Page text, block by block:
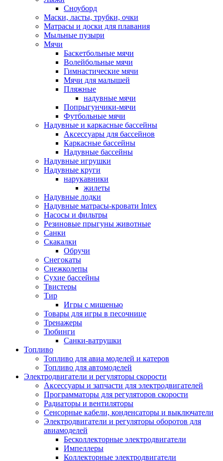
Сноуборд
Маски, ласты, трубки, очки
Матрасы и доски для плавания
Мыльные пузыри
Мячи
Баскетбольные мячи
Волейбольные мячи
Гимнастические мячи
Мячи для малышей
Пляжные
надувные мячи
Попрыгунчики-мячи
Футбольные мячи
Надувные и каркасные бассейны
Аксессуары для бассейнов
Каркасные бассейны
Надувные бассейны
Надувные игрушки
Надувные круги
нарукавники
жилеты
Надувные лодки
Надувные матрасы-кровати Intex
Насосы и фильтры
Резиновые прыгуны животные
Санки
Скакалки
Обручи
Снегокаты
Снежколепы
Сухие бассейны
Твистеры
Тир
Игры с мишенью
Товары для игры в песочнице
Тренажеры
Тюбинги
Санки-ватрушки
Топливо
Топливо для авиа моделей и катеров
Топливо для автомоделей
Электродвигатели и регуляторы скорости
Аксессуары и запчасти для электродвигателей
Программаторы для регуляторов скорости
Радиаторы и вентиляторы
Сенсорные кабели, конденсаторы и выключатели
Электродвигатели и регуляторы оборотов для
авиамоделей
Бесколлекторные электродвигатели
Импеллеры
Коллекторные электродвигатели